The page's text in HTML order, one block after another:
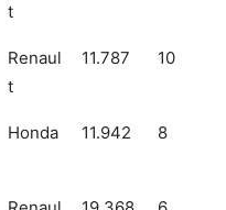
t
Renaul
t
11.787 10
Honda 11.942 8